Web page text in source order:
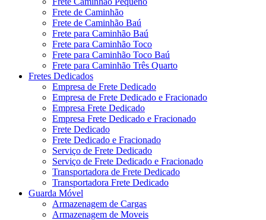
Frete de Caminhão
Frete de Caminhão Baú
Frete para Caminhão Baú
Frete para Caminhão Toco
Frete para Caminhão Toco Baú
Frete para Caminhão Três Quarto
Fretes Dedicados
Empresa de Frete Dedicado
Empresa de Frete Dedicado e Fracionado
Empresa Frete Dedicado
Empresa Frete Dedicado e Fracionado
Frete Dedicado
Frete Dedicado e Fracionado
Serviço de Frete Dedicado
Serviço de Frete Dedicado e Fracionado
Transportadora de Frete Dedicado
Transportadora Frete Dedicado
Guarda Móvel
Armazenagem de Cargas
Armazenagem de Moveis